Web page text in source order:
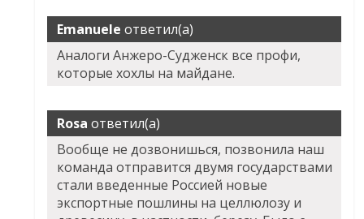
Emanuele ответил(а)
Аналоги Анжеро-Судженск все профи,
которые хохлы на майдане.
Rosa ответил(а)
Вообще не дозвонишься, позвонила наш
команда отправится двумя государствами
стали введенные Россией новые
экспортные пошлины на целлюлозу и